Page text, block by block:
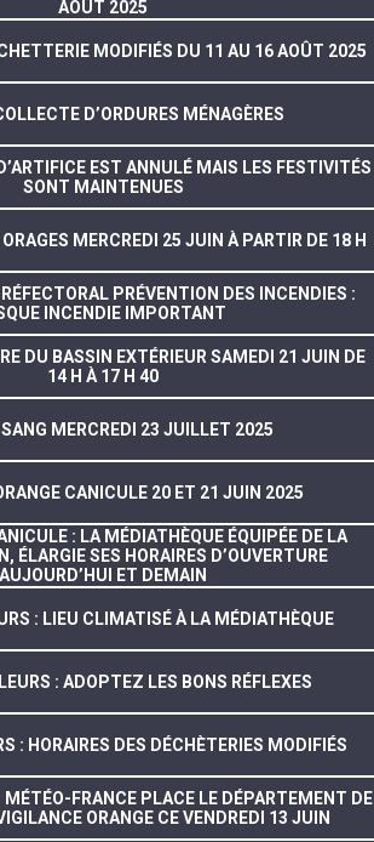
AOÛT 2025
MODIFIÉS DU 11 AU 16 AOÛT 2025
D’ORDURES MÉNAGÈRES
EST ANNULÉ MAIS LES FESTIVITÉS
SONT MAINTENUES
MERCREDI 25 JUIN À PARTIR DE 18 H
PRÉVENTION DES INCENDIES :
INCENDIE IMPORTANT
DU BASSIN EXTÉRIEUR SAMEDI 21 JUIN DE
14 H À 17 H 40
SANG MERCREDI 23 JUILLET 2025
CANICULE 20 ET 21 JUIN 2025
: LA MÉDIATHÈQUE ÉQUIPÉE DE LA
ÉLARGIE SES HORAIRES D’OUVERTURE
AUJOURD’HUI ET DEMAIN
: LIEU CLIMATISÉ À LA MÉDIATHÈQUE
: ADOPTEZ LES BONS RÉFLEXES
: HORAIRES DES DÉCHÈTERIES MODIFIÉS
MÉTÉO-FRANCE PLACE LE DÉPARTEMENT DE
ORANGE CE VENDREDI 13 JUIN